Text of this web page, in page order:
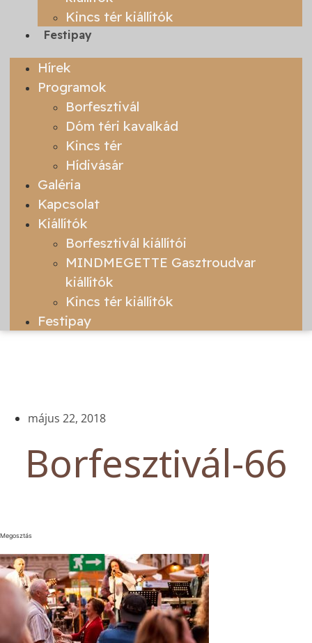
Kincs tér kiállítók
Festipay
Hírek
Programok
Borfesztivál
Dóm téri kavalkád
Kincs tér
Hídivásár
Galéria
Kapcsolat
Kiállítók
Borfesztivál kiállítói
MINDMEGETTE Gasztroudvar
kiállítók
Kincs tér kiállítók
Festipay
május 22, 2018
Borfesztivál-66
Megosztás